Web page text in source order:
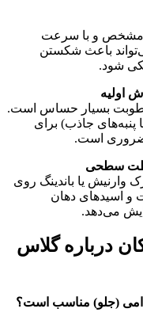
مشخص و با سرعت
باعث شکستن
شود.
اولیه
رطوبت بسیار حساس است.
پنبه‌های جاذب) برای
ضروری است.
سطحی
وارنیش یا باندینگ روی
و اسیدهای دهان
می‌دهد.
درباره گلاس
(جلو) مناسب است؟